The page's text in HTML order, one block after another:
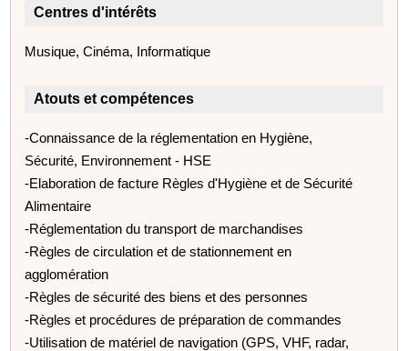
Centres d'intérêts
Musique, Cinéma, Informatique
Atouts et compétences
-Connaissance de la réglementation en Hygiène,
Sécurité, Environnement - HSE
-Elaboration de facture Règles d'Hygiène et de Sécurité
Alimentaire
-Réglementation du transport de marchandises
-Règles de circulation et de stationnement en
agglomération
-Règles de sécurité des biens et des personnes
-Règles et procédures de préparation de commandes
-Utilisation de matériel de navigation (GPS, VHF, radar,